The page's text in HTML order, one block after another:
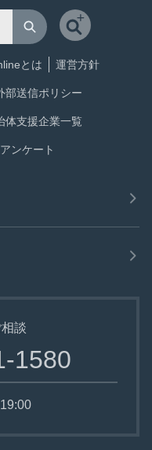
とは 運営方針
部送信ポリシー
体支援企業一覧
ンケート
談
1580